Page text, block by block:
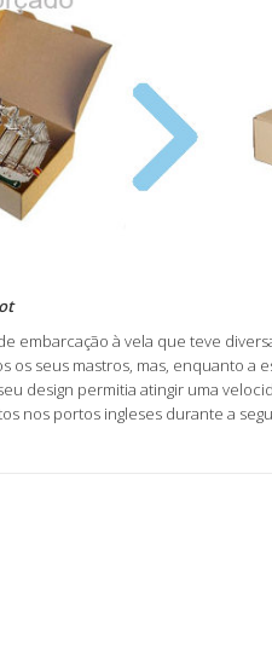
embarcação à vela que teve
os seus mastros, mas, enquanto
design permitia atingir uma
nos portos ingleses durante a